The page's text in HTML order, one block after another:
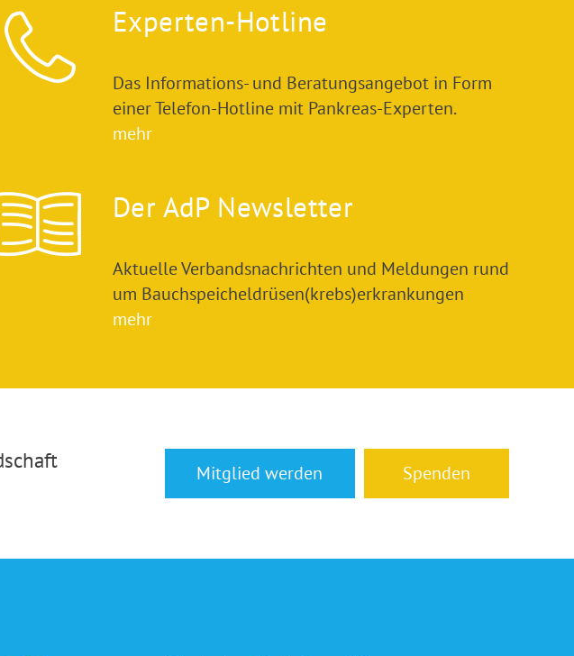
Experten-Hotline
Das Informations- und Beratungsangebot in Form
einer Telefon-Hotline mit Pankreas-Experten.
mehr
Der AdP Newsletter
Aktuelle Verbandsnachrichten und Meldungen rund
um Bauchspeicheldrüsen(krebs)erkrankungen
mehr
Mitglied werden Spenden